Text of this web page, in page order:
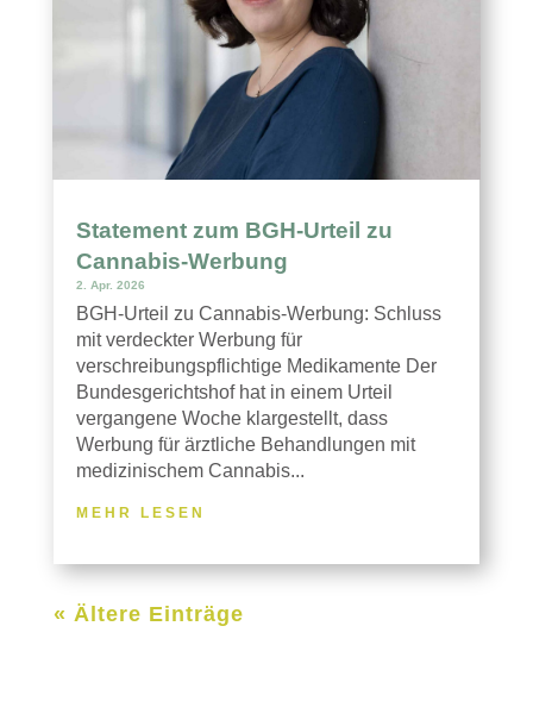
Statement zum BGH-Urteil zu
Cannabis-Werbung
2. Apr. 2026
BGH-Urteil zu Cannabis-Werbung: Schluss
mit verdeckter Werbung für
verschreibungspflichtige Medikamente Der
Bundesgerichtshof hat in einem Urteil
vergangene Woche klargestellt, dass
Werbung für ärztliche Behandlungen mit
medizinischem Cannabis...
MEHR LESEN
« Ältere Einträge